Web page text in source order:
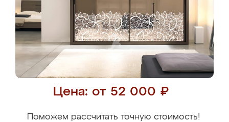
Цена: от 52 000 ₽
Поможем рассчитать точную стоимость!